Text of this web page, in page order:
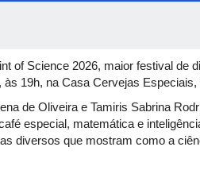
of Science 2026, maior festival de
19h, na Casa Cervejas Especiais,
de Oliveira e Tamiris Sabrina
especial, matemática e
diversos que mostram como a